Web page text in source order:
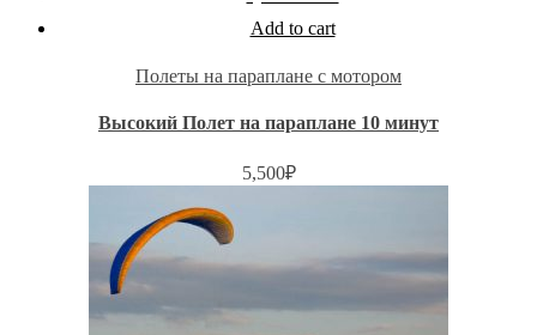
Add to cart
Полеты на параплане с мотором
Высокий Полет на параплане 10 минут
5,500₽